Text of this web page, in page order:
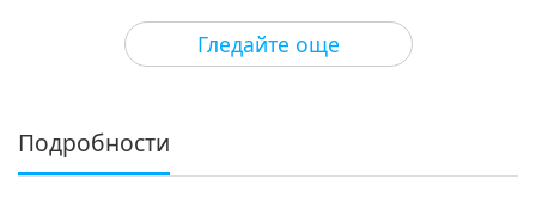
Гледайте още
Светът на животните: нашите
2018-12-01 4730
Подробности